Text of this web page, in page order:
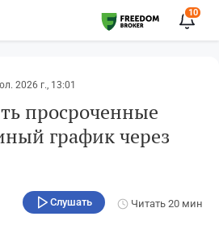
10
2026 г., 13:01
просроченные
график через
Слушать Читать 20 мин